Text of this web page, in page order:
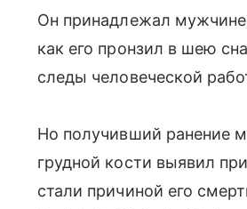
Он принадлежал
как его пронзил в шею
следы человеческой
Но получивший ранение
грудной кости выявил
стали причиной его